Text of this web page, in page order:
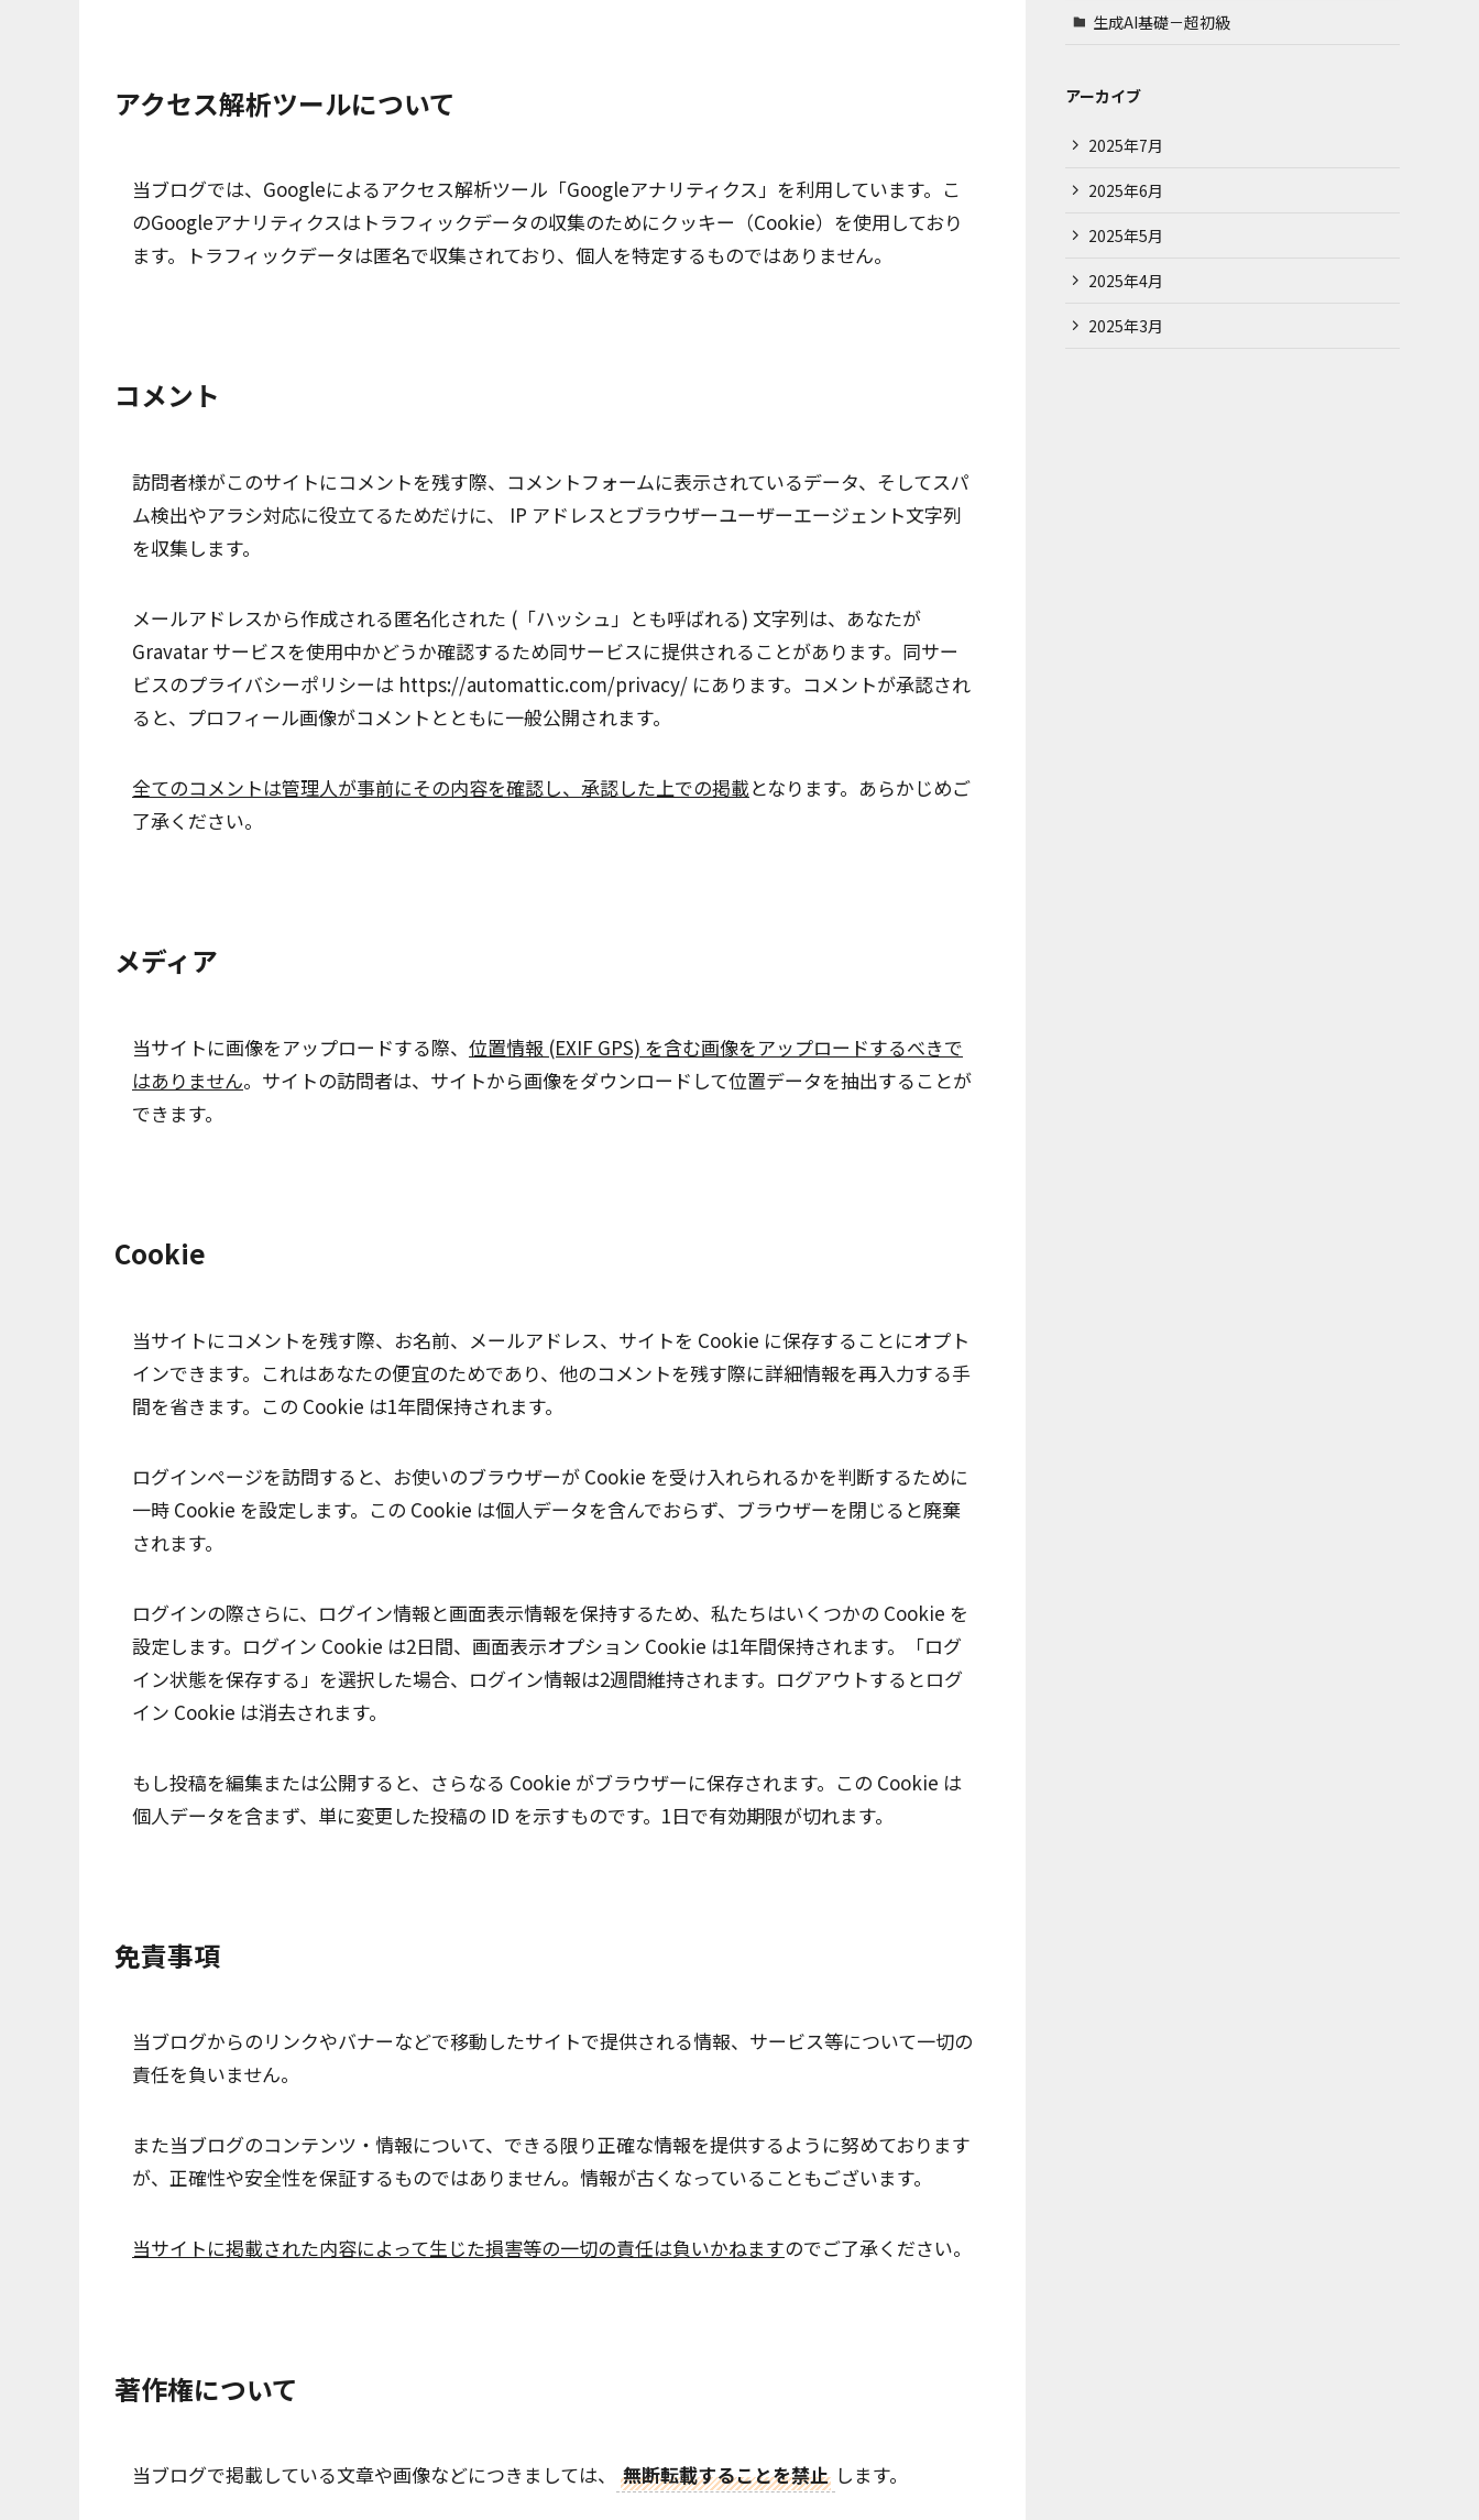
アクセス解析ツールについて
当ブログでは、Googleによるアクセス解析ツール「Googleアナリティクス」を利用しています。こ
のGoogleアナリティクスはトラフィックデータの収集のためにクッキー（Cookie）を使用しており
ます。トラフィックデータは匿名で収集されており、個人を特定するものではありません。
コメント
訪問者様がこのサイトにコメントを残す際、コメントフォームに表示されているデータ、そしてスパ
ム検出やアラシ対応に役立てるためだけに、 IP アドレスとブラウザーユーザーエージェント文字列
を収集します。
メールアドレスから作成される匿名化された (「ハッシュ」とも呼ばれる) 文字列は、あなたが
Gravatar サービスを使用中かどうか確認するため同サービスに提供されることがあります。同サー
ビスのプライバシーポリシーは https://automattic.com/privacy/ にあります。コメントが承認され
ると、プロフィール画像がコメントとともに一般公開されます。
全てのコメントは管理人が事前にその内容を確認し、承認した上での掲載となります。あらかじめご
了承ください。
メディア
当サイトに画像をアップロードする際、 位置情報 (EXIF GPS) を含む画像をアップロードするべきで
はありません。サイトの訪問者は、サイトから画像をダウンロードして位置データを抽出することが
できます。
Cookie
当サイトにコメントを残す際、お名前、メールアドレス、サイトを Cookie に保存することにオプト
インできます。これはあなたの便宜のためであり、他のコメントを残す際に詳細情報を再入力する手
間を省きます。この Cookie は1年間保持されます。
ログインページを訪問すると、お使いのブラウザーが Cookie を受け入れられるかを判断するために
一時 Cookie を設定します。この Cookie は個人データを含んでおらず、ブラウザーを閉じると廃棄
されます。
ログインの際さらに、ログイン情報と画面表示情報を保持するため、私たちはいくつかの Cookie を
設定します。ログイン Cookie は2日間、画面表示オプション Cookie は1年間保持されます。「ログ
イン状態を保存する」を選択した場合、ログイン情報は2週間維持されます。ログアウトするとログ
イン Cookie は消去されます。
もし投稿を編集または公開すると、さらなる Cookie がブラウザーに保存されます。この Cookie は
個人データを含まず、単に変更した投稿の ID を示すものです。1日で有効期限が切れます。
免責事項
当ブログからのリンクやバナーなどで移動したサイトで提供される情報、サービス等について一切の
責任を負いません。
また当ブログのコンテンツ・情報について、できる限り正確な情報を提供するように努めております
が、正確性や安全性を保証するものではありません。情報が古くなっていることもございます。
当サイトに掲載された内容によって生じた損害等の一切の責任は負いかねますのでご了承ください。
著作権について
当ブログで掲載している文章や画像などにつきましては、 無断転載することを禁止 します。
生成AI基礎－超初級
アーカイブ
2025年7月
2025年6月
2025年5月
2025年4月
2025年3月